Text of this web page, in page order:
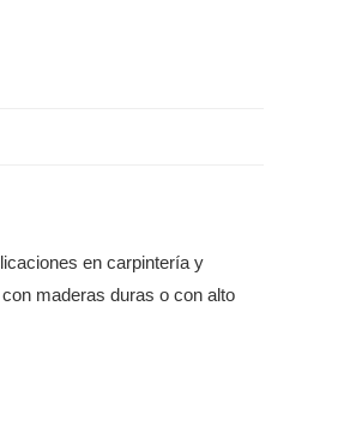
en carpintería y
maderas duras o con alto